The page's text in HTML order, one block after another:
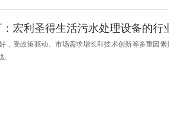
利圣得生活污水处理设备的行业突围之
，受政策驱动、市场需求增长和技术创新等多重因